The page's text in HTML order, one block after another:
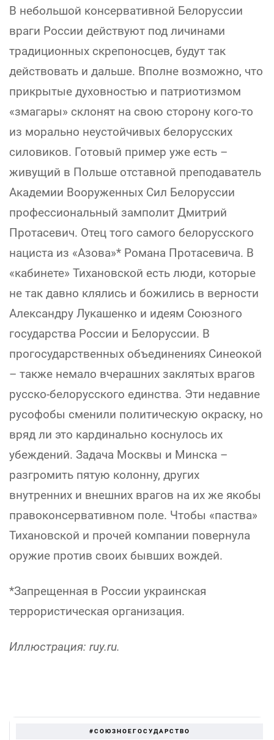
В небольшой консервативной Белоруссии
враги России действуют под личинами
традиционных скрепоносцев, будут так
действовать и дальше. Вполне возможно, что
прикрытые духовностью и патриотизмом
«змагары» склонят на свою сторону кого-то
из морально неустойчивых белорусских
силовиков. Готовый пример уже есть –
живущий в Польше отставной преподаватель
Академии Вооруженных Сил Белоруссии
профессиональный замполит Дмитрий
Протасевич. Отец того самого белорусского
нациста из «Азова»* Романа Протасевича. В
«кабинете» Тихановской есть люди, которые
не так давно клялись и божились в верности
Александру Лукашенко и идеям Союзного
государства России и Белоруссии. В
прогосударственных объединениях Синеокой
– также немало вчерашних заклятых врагов
русско-белорусского единства. Эти недавние
русофобы сменили политическую окраску, но
вряд ли это кардинально коснулось их
убеждений. Задача Москвы и Минска –
разгромить пятую колонну, других
внутренних и внешних врагов на их же якобы
правоконсервативном поле. Чтобы «паства»
Тихановской и прочей компании повернула
оружие против своих бывших вождей.
*Запрещенная в России украинская
террористическая организация.
Иллюстрация: ruy.ru.
#СОЮЗНОЕГОСУДАРСТВО